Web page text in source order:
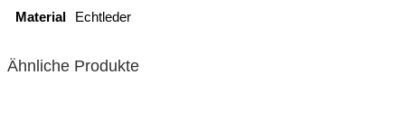
Material Echtleder
Ähnliche Produkte